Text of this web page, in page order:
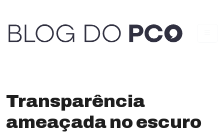
Transparência
ameaçada no escuro